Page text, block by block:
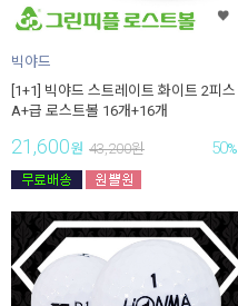
빅야드
[1+1] 빅야드 스트레이트 화이트 2피스
A+급 로스트볼 16개+16개
21,600원 43,200원 50%